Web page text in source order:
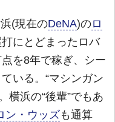
(現在のDeNA)のロ
にとどまったロバ
を8年で稼ぎ、シー
いる。“マシンガン
横浜の“後輩”でもあ
ン・ウッズも通算